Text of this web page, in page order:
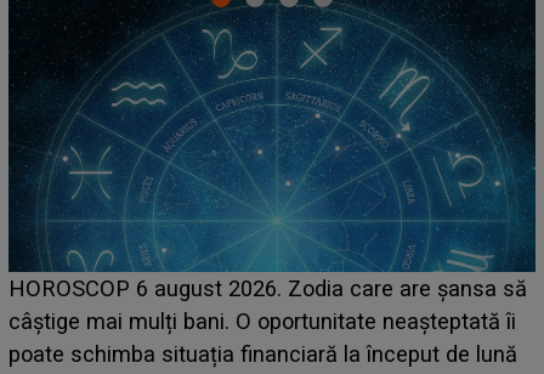
LINE-UP UNTOLD ONE, prima zi. Cine sunt artiștii
care deschid festivalul și de la ce ore au loc cele mai
așteptate concerte pe scena principală?